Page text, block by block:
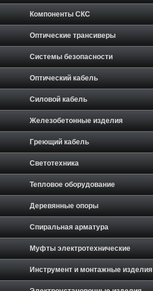
Компоненты СКС
Оптические трансиверы
Системы безопасности
Оптический кабель
Силовой кабель
Железобетонные изделия
Греющий кабель
Светотехника
Тепловое оборудование
Деревянные опоры
Спиральная арматура
Муфты электротехнические
Инструмент и монтажные изделия